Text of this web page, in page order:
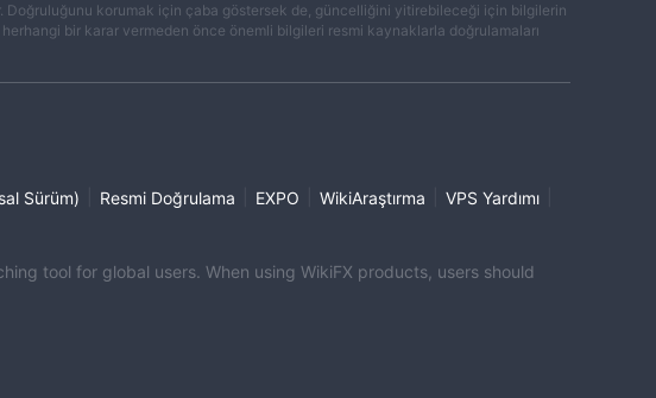
Doğruluğunu korumak için çaba göstersek de, güncelliğini yitirebileceği için bilgilerin
bir karar vermeden önce önemli bilgileri resmi kaynaklarla doğrulamaları
Sürüm) Resmi Doğrulama EXPO WikiAraştırma VPS Yardımı
tool for global users. When using WikiFX products, users should